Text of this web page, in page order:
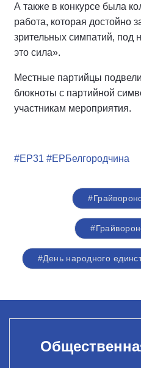
А также в конкурсе была
работа, которая достойно
зрительных симпатий, под
это сила».
Местные партийцы
блокноты с партийной
участникам мероприятия.
#ЕР31 #ЕРБелгородчина
#День народного